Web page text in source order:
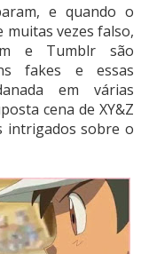
e quando o
vezes falso,
e Tumblr são
fakes e essas
em várias
cena de XY&Z
intrigados sobre o